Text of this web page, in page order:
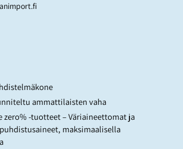
ammattilaisten vaha
zero% -tuotteet – Väriaineettomat ja
maksimaalisella